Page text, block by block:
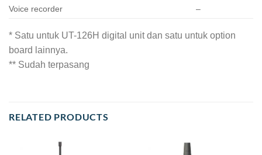
Voice recorder –
* Satu untuk UT-126H digital unit dan satu untuk option
board lainnya.
** Sudah terpasang
RELATED PRODUCTS